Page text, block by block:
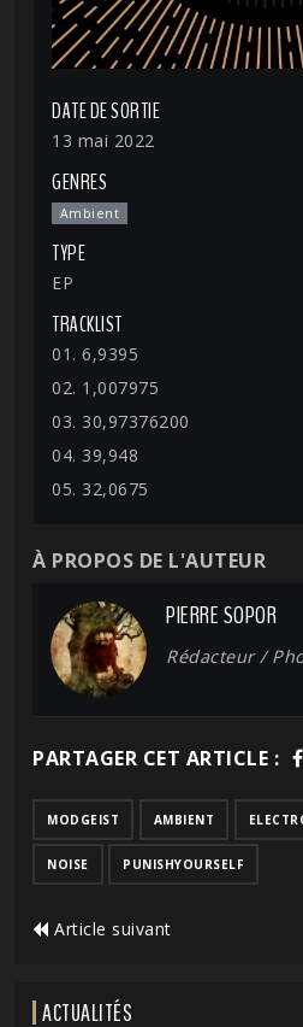
DATE DE SORTIE
13 mai 2022
GENRES
Ambient
TYPE
EP
TRACKLIST
01. 6,9395
02. 1,007975
03. 30,97376200
04. 39,948
05. 32,0675
À PROPOS DE L'AUTEUR
PIERRE SOPOR
Rédacteur /
PARTAGER CET ARTICLE :
MODGEIST AMBIENT
NOISE PUNISHYOURSELF
Article suivant
ACTUALITÉS